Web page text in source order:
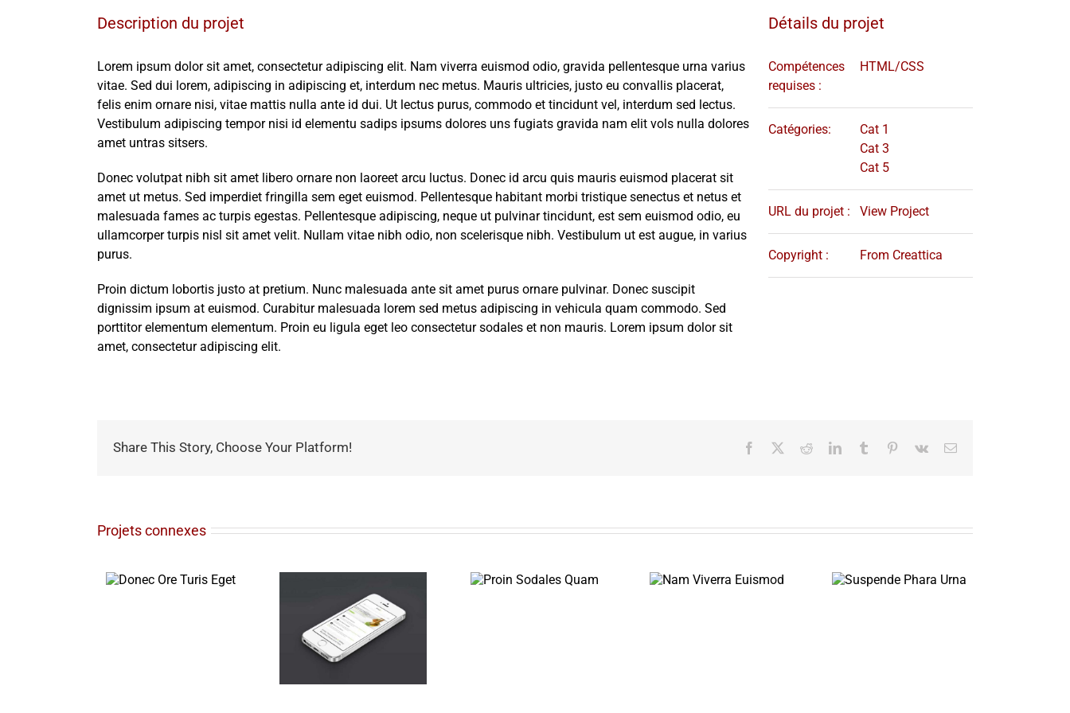
Description du projet
Lorem ipsum dolor sit amet, consectetur adipiscing elit. Nam viverra euismod odio, gravida pellentesque urna varius
vitae. Sed dui lorem, adipiscing in adipiscing et, interdum nec metus. Mauris ultricies, justo eu convallis placerat,
felis enim ornare nisi, vitae mattis nulla ante id dui. Ut lectus purus, commodo et tincidunt vel, interdum sed lectus.
Vestibulum adipiscing tempor nisi id elementu sadips ipsums dolores uns fugiats gravida nam elit vols nulla dolores
amet untras sitsers.
Donec volutpat nibh sit amet libero ornare non laoreet arcu luctus. Donec id arcu quis mauris euismod placerat sit
amet ut metus. Sed imperdiet fringilla sem eget euismod. Pellentesque habitant morbi tristique senectus et netus et
malesuada fames ac turpis egestas. Pellentesque adipiscing, neque ut pulvinar tincidunt, est sem euismod odio, eu
ullamcorper turpis nisl sit amet velit. Nullam vitae nibh odio, non scelerisque nibh. Vestibulum ut est augue, in varius
purus.
Proin dictum lobortis justo at pretium. Nunc malesuada ante sit amet purus ornare pulvinar. Donec suscipit
dignissim ipsum at euismod. Curabitur malesuada lorem sed metus adipiscing in vehicula quam commodo. Sed
porttitor elementum elementum. Proin eu ligula eget leo consectetur sodales et non mauris. Lorem ipsum dolor sit
amet, consectetur adipiscing elit.
Détails du projet
Compétences
requises :
HTML/CSS
Catégories:
Cat 1
Cat 3
Cat 5
URL du projet : View Project
Copyright : From Creattica
Share This Story, Choose Your Platform! Facebook RedditLinkedInTumblr Pinterest
Vk Email
Projets connexes
Quam
Nam Viverra
Suspende Phara
Donec Ore Turis